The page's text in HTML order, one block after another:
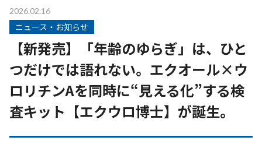
2026.02.16
ニュース・お知らせ
【新発売】「年齢のゆらぎ」は、ひと
つだけでは語れない。エクオール×ウ
ロリチンAを同時に“見える化”する検
査キット【エクウロ博士】が誕生。